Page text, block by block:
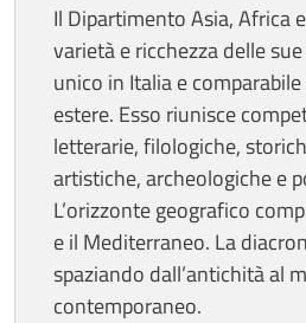
Il Dipartimento Asia, Africa
varietà e ricchezza delle
unico in Italia e
estere. Esso riunisce
letterarie, filologiche,
artistiche, archeologiche e
L’orizzonte geografico
e il Mediterraneo. La
spaziando dall’antichità al
contemporaneo.